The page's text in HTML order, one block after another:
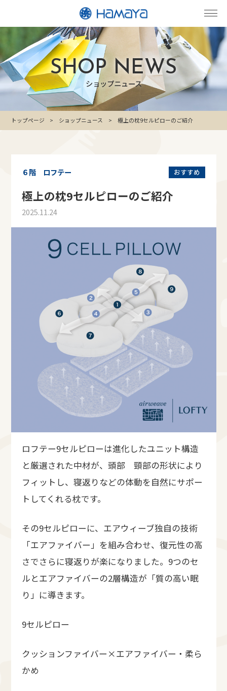
SHOP NEWS
ショップニュース
トップページ ショップニュース 極上の枕9セルピローのご紹介
おすすめ
６階 ロフテー
極上の枕9セルピローのご紹介
2025.11.24
ロフテー9セルピローは進化したユニット構造
と厳選された中材が、頭部 頸部の形状により
フィットし、寝返りなどの体動を自然にサポー
トしてくれる枕です。
その9セルピローに、エアウィーブ独自の技術
「エアファイバー」を組み合わせ、復元性の高
さでさらに寝返りが楽になりました。9つのセ
ルとエアファイバーの2層構造が「質の高い眠
り」に導きます。
9セルピロー
クッションファイバー×エアファイバー・柔ら
かめ